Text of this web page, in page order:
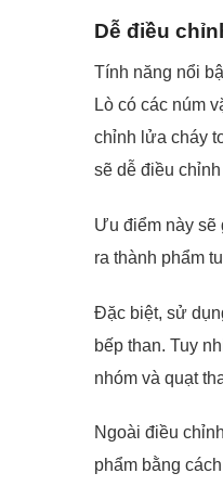
Dễ điều
Tính năng nổi
Lò có các núm
chỉnh lửa cháy
sẽ dễ điều
Ưu điểm này
ra thành phẩm
Đặc biệt, sử
bếp than. Tuy
nhóm và quạt
Ngoài điều
phẩm bằng